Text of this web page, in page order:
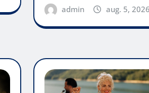
admin aug. 5, 2026